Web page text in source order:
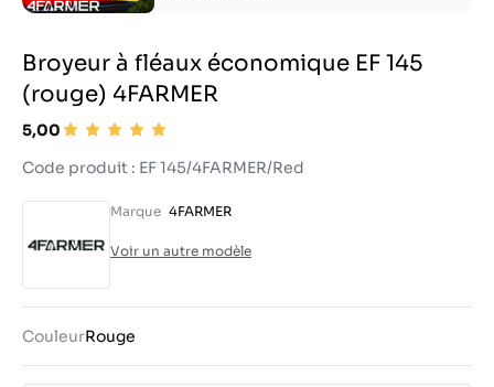
Broyeur à fléaux économique EF 145
(rouge) 4FARMER
5,00
Code produit : EF 145/4FARMER/Red
Marque 4FARMER
Voir un autre modèle
CouleurRouge